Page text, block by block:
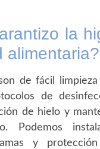
la
alimentaria?
de fácil
de
de hielo y
Podemos
y